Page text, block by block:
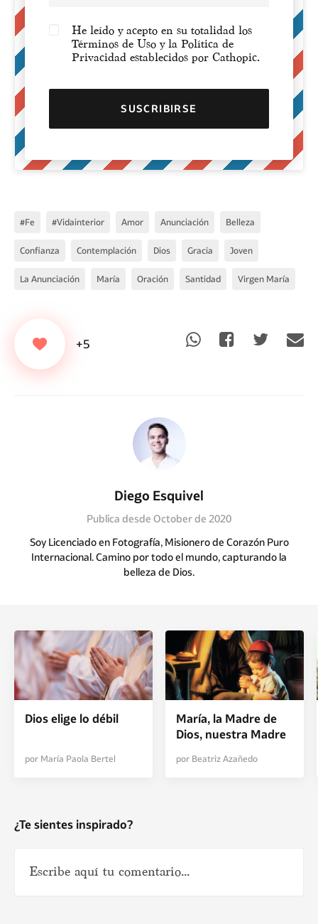
He leído y acepto en su totalidad los
Términos de Uso y la Política de
Privacidad establecidos por Cathopic.
#fe #vidainterior Amor Anunciación Belleza
Confianza Contemplación Dios Gracia Joven
La Anunciación María Oración Santidad Virgen María
+5
Diego Esquivel
Publica desde October de 2020
Soy Licenciado en Fotografía, Misionero de Corazón Puro
Internacional. Camino por todo el mundo, capturando la
belleza de Dios.
Dios elige lo débil
por María Paola Bertel
María, la Madre de
Dios, nuestra Madre
por Beatriz Azañedo
¿Te sientes inspirado?